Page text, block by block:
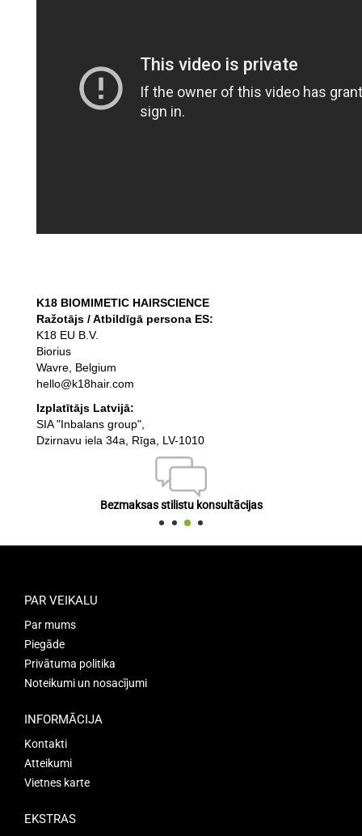
K18 BIOMIMETIC HAIRSCIENCE
Ražotājs / Atbildīgā persona ES:
K18 EU B.V.
Biorius
Wavre, Belgium
hello@k18hair.com
Izplatītājs Latvijā:
SIA "Inbalans group",
Dzirnavu iela 34a, Rīga, LV-1010
Bezmaksas stilistu konsultācijas
PAR VEIKALU
Par mums
Piegāde
Privātuma politika
Noteikumi un nosacījumi
INFORMĀCIJA
Kontakti
Atteikumi
Vietnes karte
EKSTRAS